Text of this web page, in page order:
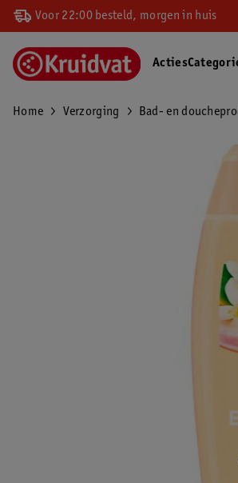
Voor 22:00 besteld, morgen in huis
Acties
Home Verzorging Bad- en